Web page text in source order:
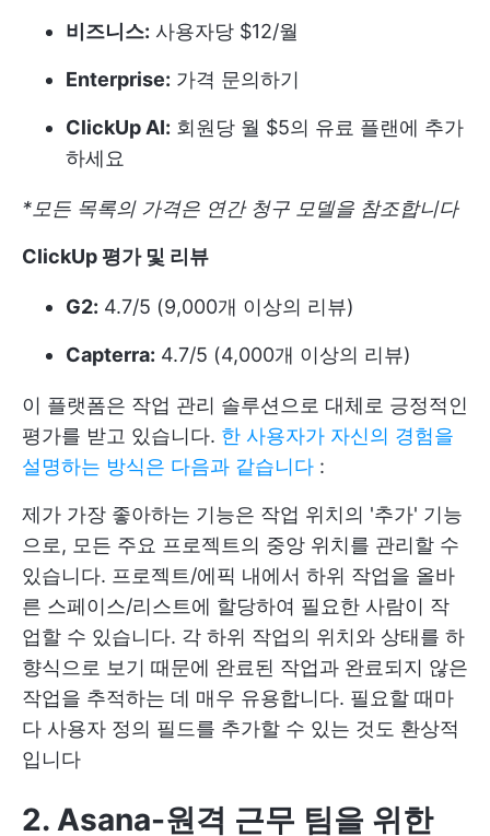
비즈니스: 사용자당 $12/월
Enterprise: 가격 문의하기
ClickUp AI: 회원당 월 $5의 유료 플랜에 추가
하세요
*모든 목록의 가격은 연간 청구 모델을 참조합니다
ClickUp 평가 및 리뷰
G2: 4.7/5 (9,000개 이상의 리뷰)
Capterra: 4.7/5 (4,000개 이상의 리뷰)
이 플랫폼은 작업 관리 솔루션으로 대체로 긍정적인
평가를 받고 있습니다. 한 사용자가 자신의 경험을
설명하는 방식은 다음과 같습니다 :
제가 가장 좋아하는 기능은 작업 위치의 '추가' 기능
으로, 모든 주요 프로젝트의 중앙 위치를 관리할 수
있습니다. 프로젝트/에픽 내에서 하위 작업을 올바
른 스페이스/리스트에 할당하여 필요한 사람이 작
업할 수 있습니다. 각 하위 작업의 위치와 상태를 하
향식으로 보기 때문에 완료된 작업과 완료되지 않은
작업을 추적하는 데 매우 유용합니다. 필요할 때마
다 사용자 정의 필드를 추가할 수 있는 것도 환상적
입니다
2. Asana-원격 근무 팀을 위한